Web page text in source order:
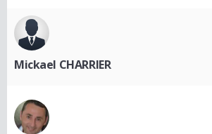
Mickael CHARRIER